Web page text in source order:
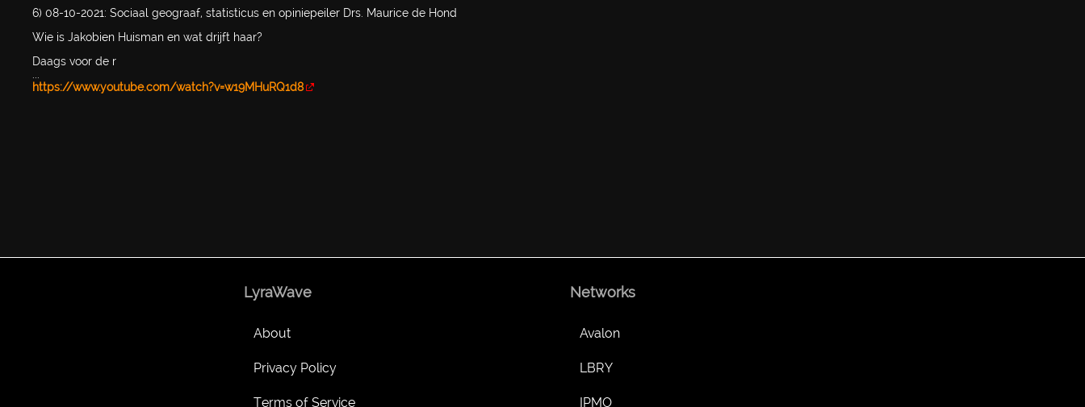
6) 08-10-2021: Sociaal geograaf, statisticus en opiniepeiler Drs. Maurice de Hond
Wie is Jakobien Huisman en wat drijft haar?
Daags voor de r
...
https://www.youtube.com/watch?v=w19MHuRQ1d8
LyraWave
About
Privacy Policy
Terms of Service
Networks
Avalon
LBRY
IPMO